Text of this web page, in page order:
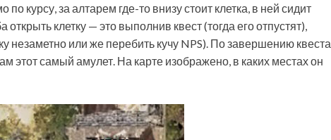
курсу, за алтарем где-то внизу стоит клетка, в ней сидит
клетку — это выполнив квест (тогда его отпустят),
незаметно или же перебить кучу NPS). По завершению квеста
этот самый амулет. На карте изображено, в каких местах он